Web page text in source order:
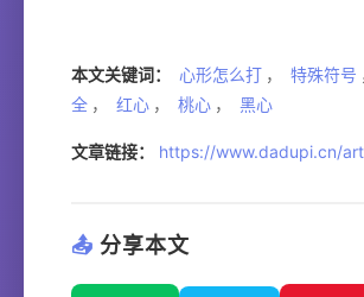
本文关键词： 心形怎么打 ， 特殊符号
全 ， 红心 ， 桃心 ， 黑心
文章链接： https://www.dadupi.cn/
📤 分享本文